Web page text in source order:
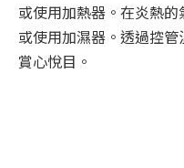
或使用加熱器。在炎熱
或使用加濕器。透過控管
賞心悅目。